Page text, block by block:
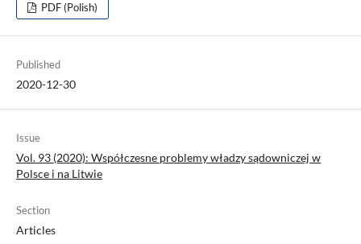
PDF (Polish)
Published
2020-12-30
Issue
Vol. 93 (2020): Współczesne problemy władzy sądowniczej w
Polsce i na Litwie
Section
Articles